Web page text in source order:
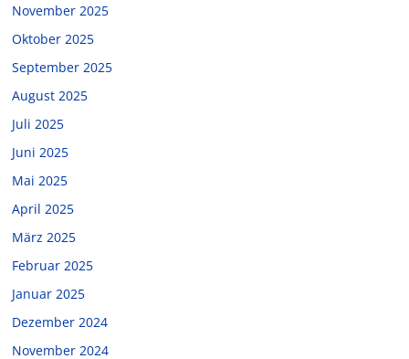
November 2025
Oktober 2025
September 2025
August 2025
Juli 2025
Juni 2025
Mai 2025
April 2025
März 2025
Februar 2025
Januar 2025
Dezember 2024
November 2024